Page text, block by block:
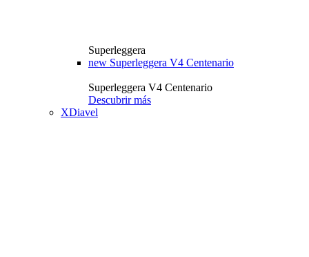
Superleggera
new Superleggera V4 Centenario
Superleggera V4 Centenario
Descubrir más
XDiavel